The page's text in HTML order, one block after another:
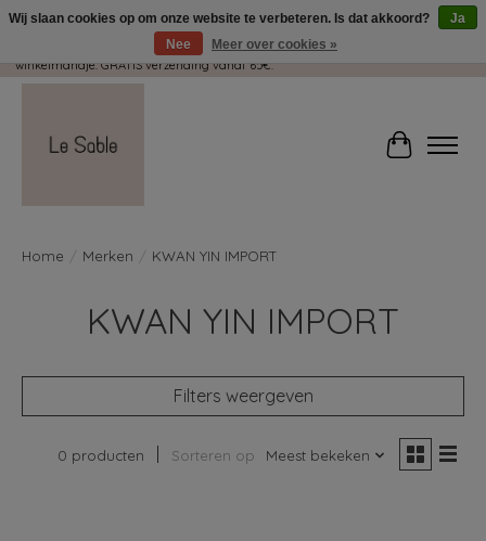
Wij pakken met plezier jouw kadootjes GRATIS in! Duid dit zeker aan in je
winkelmandje. GRATIS verzending vanaf 65€.
Home Merken KWAN YIN IMPORT
KWAN YIN IMPORT
Filters weergeven
0 producten Sorteren op Meest bekeken
Wij slaan cookies op om onze website te verbeteren. Is dat akkoord?
Ja
Nee
Meer over cookies »